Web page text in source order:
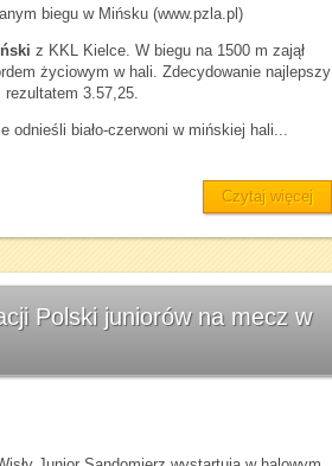
biegu w Mińsku (www.pzla.pl)
z KKL Kielce. W biegu na 1500 m zajął
życiowym w hali. Zdecydowanie najlepszy
rezultatem 3.57,25.
odnieśli biało-czerwoni w mińskiej hali...
Czytaj więcej
Polski juniorów na mecz w